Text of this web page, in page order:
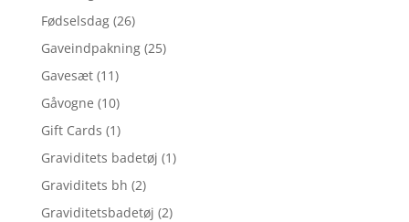
Fødselsdag (26)
Gaveindpakning (25)
Gavesæt (11)
Gåvogne (10)
Gift Cards (1)
Graviditets badetøj (1)
Graviditets bh (2)
Graviditetsbadetøj (2)